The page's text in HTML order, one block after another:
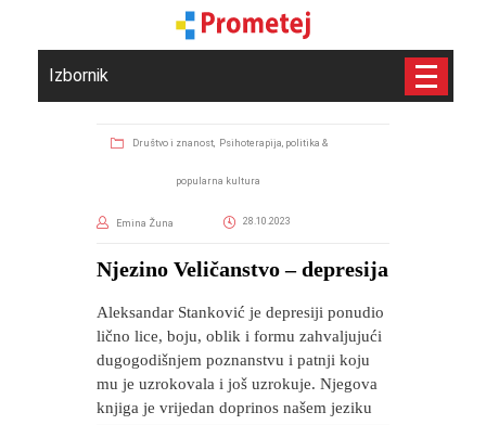
Izbornik
Društvo i znanost, Psihoterapija, politika &
popularna kultura
Emina Žuna 28.10.2023
Njezino Veličanstvo – depresija
Aleksandar Stanković je depresiji ponudio
lično lice, boju, oblik i formu zahvaljujući
dugogodišnjem poznanstvu i patnji koju
mu je uzrokovala i još uzrokuje. Njegova
knjiga je vrijedan doprinos našem jeziku